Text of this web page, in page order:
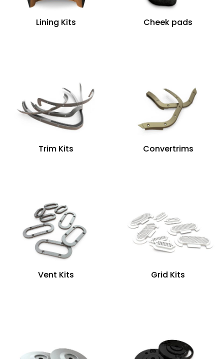
Lining Kits Cheek pads
Trim Kits Convertrims
Vent Kits Grid Kits